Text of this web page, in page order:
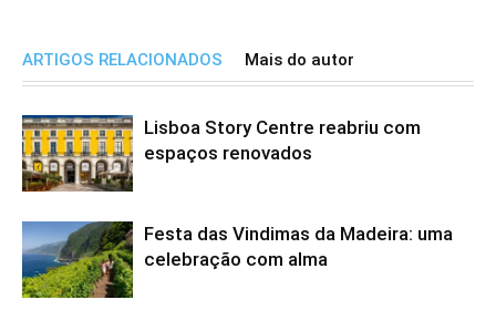
ARTIGOS RELACIONADOS Mais do autor
Lisboa Story Centre reabriu com
espaços renovados
Festa das Vindimas da Madeira: uma
celebração com alma